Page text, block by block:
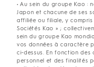
• Au sein du groupe Kao :
Japon et chacune de ses
affiliée ou filiale, y compris
Sociétés Kao » ;
sein du groupe Kao
vos données à caractère
ci-dessus. En fonction
personnel et des finalités